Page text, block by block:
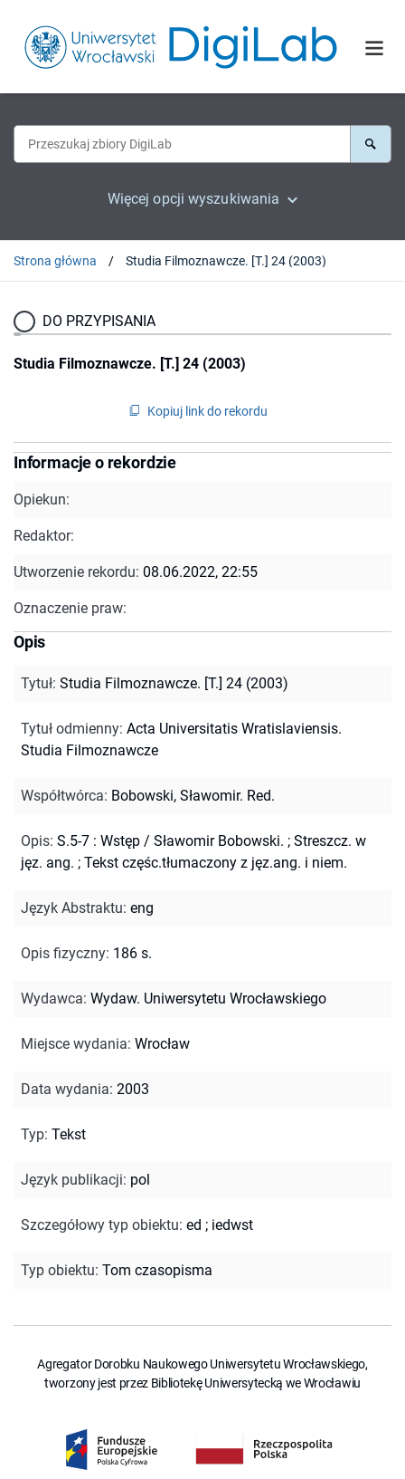
Więcej opcji wyszukiwania
Strona główna Studia Filmoznawcze. [T.] 24 (2003)
DO PRZYPISANIA
Studia Filmoznawcze. [T.] 24 (2003)
Kopiuj link do rekordu
Informacje o rekordzie
Opiekun:
Redaktor:
Utworzenie rekordu: 08.06.2022, 22:55
Oznaczenie praw:
Opis
Tytuł: Studia Filmoznawcze. [T.] 24 (2003)
Tytuł odmienny: Acta Universitatis Wratislaviensis.
Studia Filmoznawcze
Współtwórca: Bobowski, Sławomir. Red.
Opis: S.5-7 : Wstęp / Sławomir Bobowski. ; Streszcz. w
jęz. ang. ; Tekst częśc.tłumaczony z jęz.ang. i niem.
Język Abstraktu: eng
Opis fizyczny: 186 s.
Wydawca: Wydaw. Uniwersytetu Wrocławskiego
Miejsce wydania: Wrocław
Data wydania: 2003
Typ: Tekst
Język publikacji: pol
Szczegółowy typ obiektu: ed ; iedwst
Typ obiektu: Tom czasopisma
Agregator Dorobku Naukowego Uniwersytetu Wrocławskiego,
tworzony jest przez Bibliotekę Uniwersytecką we Wrocławiu